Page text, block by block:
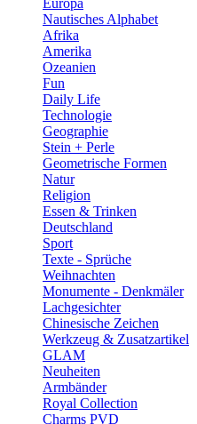
Europa
Nautisches Alphabet
Afrika
Amerika
Ozeanien
Fun
Daily Life
Technologie
Geographie
Stein + Perle
Geometrische Formen
Natur
Religion
Essen & Trinken
Deutschland
Sport
Texte - Sprüche
Weihnachten
Monumente - Denkmäler
Lachgesichter
Chinesische Zeichen
Werkzeug & Zusatzartikel
GLAM
Neuheiten
Armbänder
Royal Collection
Charms PVD